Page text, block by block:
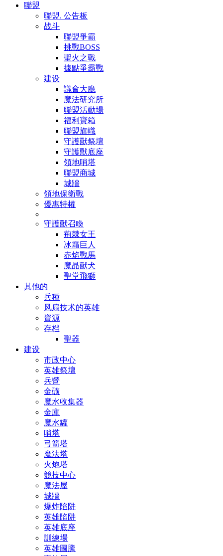
聯盟
聯盟. 公告板
战斗
聯盟爭霸
挑戰BOSS
聖火之戰
據點爭霸戰
建设
議會大廳
魔法研究所
聯盟活動場
福利寶箱
聯盟旗幟
守護獸祭壇
守護獸底座
領地哨塔
聯盟商城
城牆
領地保衛戰
優惠特權
守護獸召喚
荊棘女王
冰霜巨人
赤焰戰馬
魔晶獸犬
聖堂飛獅
其他的
兵種
风扇技术的英雄
資源
存档
聖器
建设
市政中心
英雄祭壇
兵營
金礦
魔水收集器
金庫
魔水罐
哨塔
弓箭塔
魔法塔
火炮塔
競技中心
魔法屋
城牆
爆炸陷阱
英雄陷阱
英雄底座
訓練場
英雄圖騰